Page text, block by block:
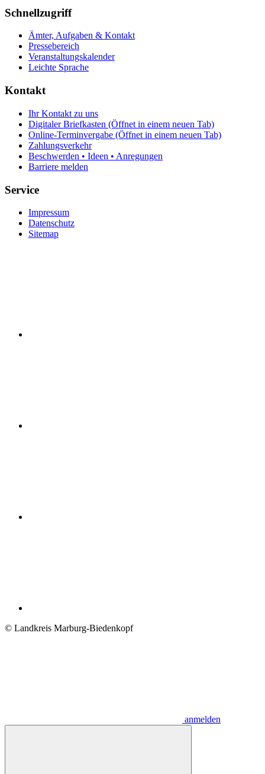
Schnellzugriff
Ämter, Aufgaben & Kontakt
Pressebereich
Veranstaltungskalender
Leichte Sprache
Kontakt
Ihr Kontakt zu uns
Digitaler Briefkasten (Öffnet in einem neuen Tab)
Online-Terminvergabe (Öffnet in einem neuen Tab)
Zahlungsverkehr
Beschwerden • Ideen • Anregungen
Barriere melden
Service
Impressum
Datenschutz
Sitemap
© Landkreis Marburg-Biedenkopf
anmelden